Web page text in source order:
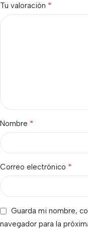
Tu valoración *
Nombre *
Correo electrónico *
Guarda mi nombre,
navegador para la